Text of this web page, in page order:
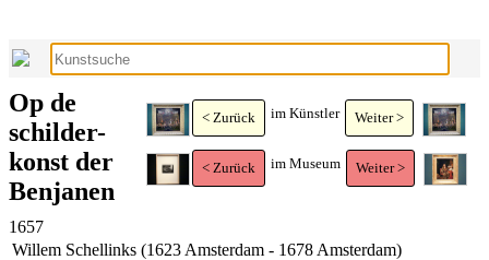
< Zurück im Künstler Weiter >
< Zurück im Museum Weiter >
Op de
schilder-
konst der
Benjanen
1657
Willem Schellinks (1623 Amsterdam - 1678 Amsterdam)